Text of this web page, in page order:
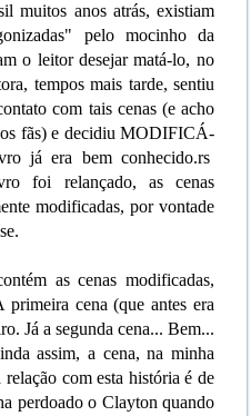
muitos anos atrás, existiam
pelo mocinho da
o leitor desejar matá-lo, no
tempos mais tarde, sentiu
com tais cenas (e acho
fãs) e decidiu MODIFICÁ-
já era bem conhecido.rs
foi relançado, as cenas
modificadas, por vontade
as cenas modificadas,
primeira cena (que antes era
Já a segunda cena... Bem...
assim, a cena, na minha
com esta história é de
perdoado o Clayton quando